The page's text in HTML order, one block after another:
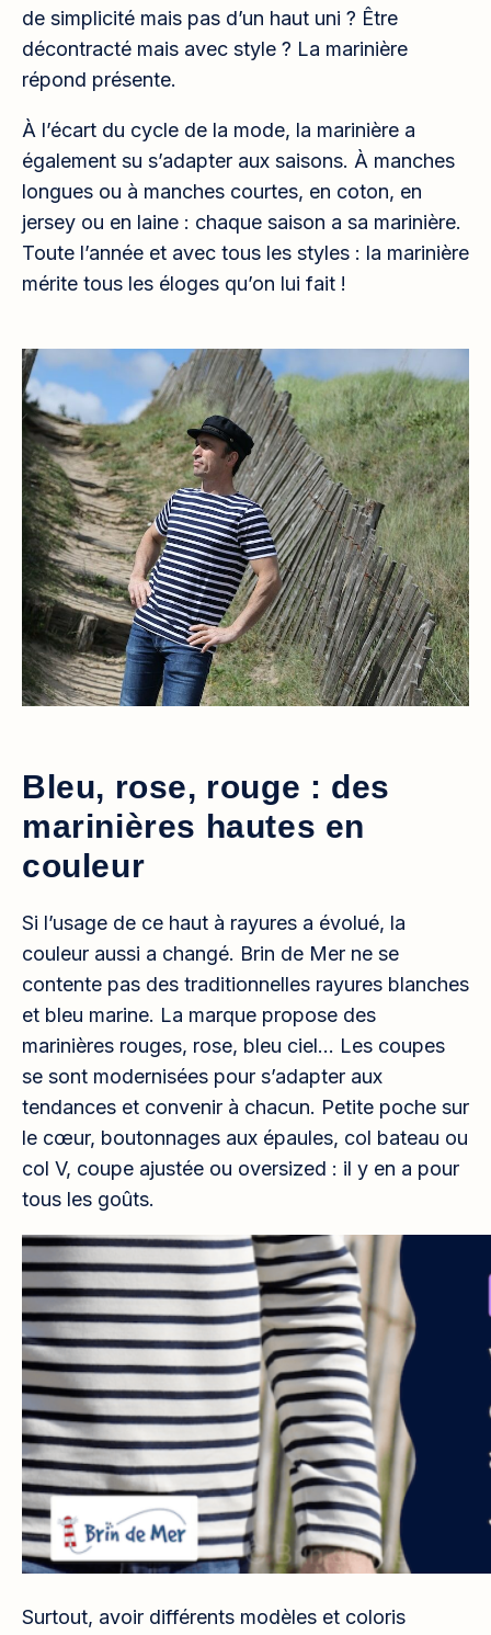
de simplicité mais pas d’un haut uni ? Être
décontracté mais avec style ? La marinière
répond présente.
À l’écart du cycle de la mode, la marinière a
également su s’adapter aux saisons. À manches
longues ou à manches courtes, en coton, en
jersey ou en laine : chaque saison a sa marinière.
Toute l’année et avec tous les styles : la marinière
mérite tous les éloges qu’on lui fait !
Bleu, rose, rouge : des
marinières hautes en
couleur
Si l’usage de ce haut à rayures a évolué, la
couleur aussi a changé. Brin de Mer ne se
contente pas des traditionnelles rayures blanches
et bleu marine. La marque propose des
marinières rouges, rose, bleu ciel… Les coupes
se sont modernisées pour s’adapter aux
tendances et convenir à chacun. Petite poche sur
le cœur, boutonnages aux épaules, col bateau ou
col V, coupe ajustée ou oversized : il y en a pour
tous les goûts.
Surtout, avoir différents modèles et coloris